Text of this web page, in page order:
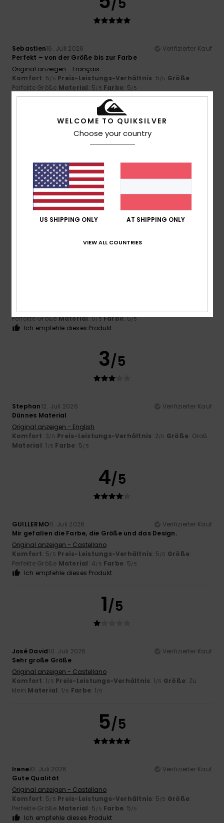
Sebastien16. Juli 2026
Verifizierter Kauf
Perfekt – von der Größe bis zur Farbe
Original anzeigen - Français
Komfort: 5/5 Preis-Leistungs-Verhältnis: 5/5 Größe:
Perfekte Größe Material: 5/5 Farbe: 5/5
Ich empfehle dieses Produkt
5/5
Kerstin14. Juli 2026
Qualität und Passform wunderbar.
Komfort: 5/5 Preis-Leistungs-Verhältnis: 5/5 Größe:
Perfekte GrößeMaterial: 5/5 Farbe
Ich empfehle dieses Produkt
5/5
Perfekte GrößeMaterial: 5/5 Farbe: 5/5
Ich empfehle dieses Produkt
3/5
Stephan12. Juli 2026
Verifizierter Kauf
Dünnes Material
Original anzeigen - English
Komfort: 3/5 Preis-Leistungs-Verhältnis: 2/5 Größe: Groß
Material: 1 /5 Farbe: 5/5
4/5
GUILLERMO11. Juli 2026
Verifizierter Kauf
Mir gefallen die Farbe, die Größe und das Design.
Original anzeigen - Castellano
Komfort: 5/5 Preis-Leistungs-Verhältnis: 5/5 Größe:
Perfekte Größe Material: 4/5 Farbe: 5/5
Ich empfehle dieses Produkt
1/5
José David10. Juli 2026
Verifizierter Kauf
Sehr große Größe
Original anzeigen - Castellano
Komfort: 1/5 Preis-Leistungs-Verhältnis: 1/5 Größe: Zu
klein Material: 1/5 Farbe: 1/5
5/5
Irene10. Juli 2026
Verifizierter Kauf
Gute Qualität
Original anzeigen - Castellano
Komfort: 5/5 Preis-Leistungs-Verhältnis: 5/5 Größe:
Perfekte Größe Material: 5/5 Farbe: 5/5
Ich empfehle dieses Produkt
WELCOME TO QUIKSILVER
Choose your country
US SHIPPING ONLY AT SHIPPING ONLY
VIEW ALL COUNTRIES